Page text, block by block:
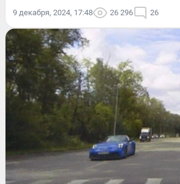
9 декабря, 2024, 17:48 26 296 26